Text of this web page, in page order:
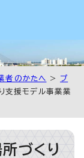
者のかたへ > プ
支援モデル事業業
づくり